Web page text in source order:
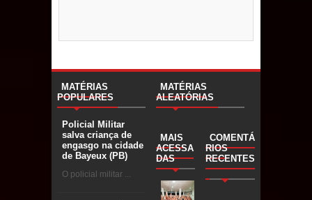
MATÉRIAS
POPULARES
Policial Militar
salva criança de
engasgo na cidade
de Bayeux (PB)
O policial militar ...
MATÉRIAS
ALEATÓRIAS
MAIS
ACESSA
DAS
COMENTÁ
RIOS
RECENTES